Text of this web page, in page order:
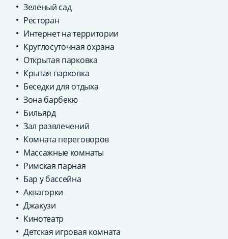
Зеленый сад
Ресторан
Интернет на территории
Круглосуточная охрана
Открытая парковка
Крытая парковка
Беседки для отдыха
Зона барбекю
Бильярд
Зал развлечений
Комната переговоров
Массажные комнаты
Римская парная
Бар у бассейна
Аквагорки
Джакузи
Кинотеатр
Детская игровая комната